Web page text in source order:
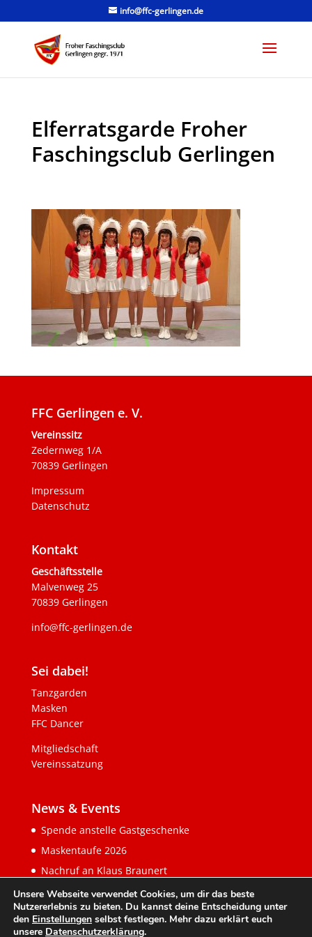
info@ffc-gerlingen.de
Elferratsgarde Froher
Faschingsclub Gerlingen
FFC Gerlingen e. V.
Vereinssitz
Zedernweg 1/A
70839 Gerlingen
Impressum
Datenschutz
Kontakt
Geschäftsstelle
Malvenweg 25
70839 Gerlingen
info@ffc-gerlingen.de
Sei dabei!
Tanzgarden
Masken
FFC Dancer
Mitgliedschaft
Vereinssatzung
News & Events
Spende anstelle Gastgeschenke
Maskentaufe 2026
Nachruf an Klaus Braunert
Unsere Webseite verwendet Cookies, um dir das beste
Nutzererlebnis zu bieten. Du kannst deine Entscheidung unter
den Einstellungen selbst festlegen. Mehr dazu erklärt euch
unsere Datenschutzerklärung.